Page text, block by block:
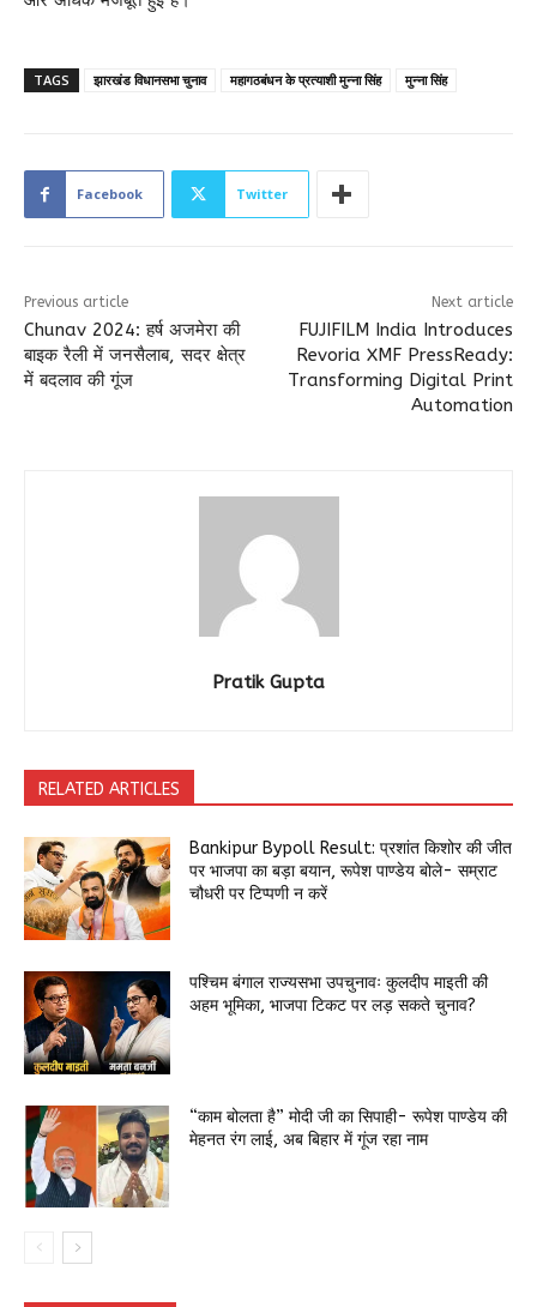
TAGS झारखंड विधानसभा चुनाव महागठबंधन के प्रत्याशी मुन्ना सिंह मुन्ना सिंह
Facebook Twitter
Previous article
Chunav 2024: हर्ष अजमेरा की
बाइक रैली में जनसैलाब, सदर क्षेत्र
में बदलाव की गूंज
Next article
FUJIFILM India Introduces
Revoria XMF PressReady:
Transforming Digital Print
Automation
Pratik Gupta
RELATED ARTICLES
Bankipur Bypoll Result: प्रशांत किशोर की जीत
पर भाजपा का बड़ा बयान, रूपेश पाण्डेय बोले- सम्राट
चौधरी पर टिप्पणी न करें
पश्चिम बंगाल राज्यसभा उपचुनावः कुलदीप माइती की
अहम भूमिका, भाजपा टिकट पर लड़ सकते चुनाव?
“काम बोलता है” मोदी जी का सिपाही- रूपेश पाण्डेय की
मेहनत रंग लाई, अब बिहार में गूंज रहा नाम